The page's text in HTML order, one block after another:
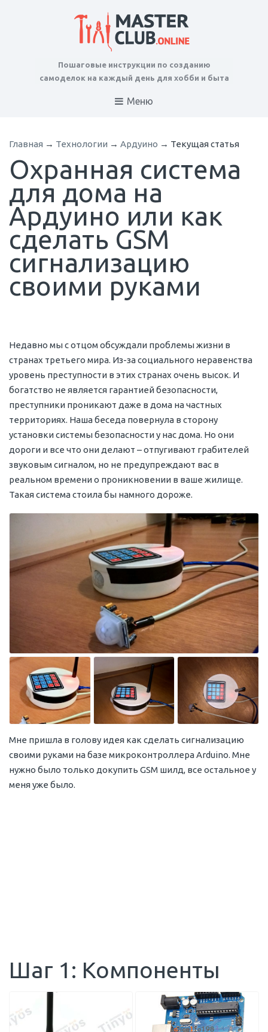
Пошаговые инструкции по созданию
самоделок на каждый день для хобби и быта
Меню
Главная → Технологии → Ардуино → Текущая статья
Охранная система
для дома на
Ардуино или как
сделать GSM
сигнализацию
своими руками
Недавно мы с отцом обсуждали проблемы жизни в
странах третьего мира. Из-за социального неравенства
уровень преступности в этих странах очень высок. И
богатство не является гарантией безопасности,
преступники проникают даже в дома на частных
территориях. Наша беседа повернула в сторону
установки системы безопасности у нас дома. Но они
дороги и все что они делают – отпугивают грабителей
звуковым сигналом, но не предупреждают вас в
реальном времени о проникновении в ваше жилище.
Такая система стоила бы намного дороже.
Мне пришла в голову идея как сделать сигнализацию
своими руками на базе микроконтроллера Arduino. Мне
нужно было только докупить GSM шилд, все остальное у
меня уже было.
Шаг 1: Компоненты